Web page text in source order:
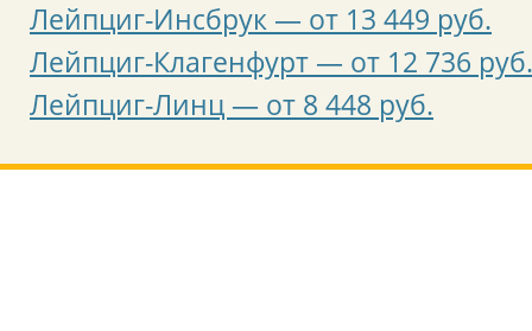
Лейпциг-Инсбрук — от 13 449 руб.
Лейпциг-Клагенфурт — от 12 736 руб.
Лейпциг-Линц — от 8 448 руб.